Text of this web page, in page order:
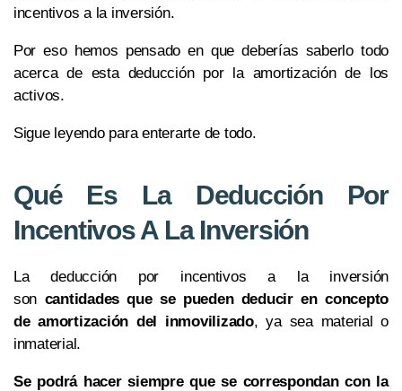
incentivos a la inversión.
Por eso hemos pensado en que deberías saberlo todo
acerca de esta deducción por la amortización de los
activos.
Sigue leyendo para enterarte de todo.
Qué Es La Deducción Por
Incentivos A La Inversión
La deducción por incentivos a la inversión
son cantidades que se pueden deducir en concepto
de amortización del inmovilizado, ya sea material o
inmaterial.
Se podrá hacer siempre que se correspondan con la